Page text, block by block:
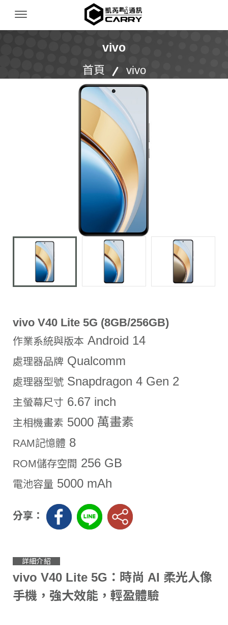
凱芮數位通訊｜iPhone 收購｜二手機買賣
vivo
首頁 vivo
vivo V40 Lite 5G (8GB/256GB)
作業系統與版本 Android 14
處理器品牌 Qualcomm
處理器型號 Snapdragon 4 Gen 2
主螢幕尺寸 6.67 inch
主相機畫素 5000 萬畫素
RAM記憶體 8
ROM儲存空間 256 GB
電池容量 5000 mAh
分享：
詳細介紹
vivo V40 Lite 5G：時尚 AI 柔光人像
手機，強大效能，輕盈體驗